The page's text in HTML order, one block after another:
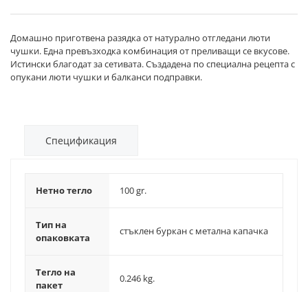
Домашно приготвена разядка от натурално отгледани люти
чушки. Една превъзходка комбинация от преливащи се вкусове.
Истински благодат за сетивата. Създадена по специална рецепта с
опукани люти чушки и балканси подправки.
Спецификация
Нетно тегло 100 gr.
Тип на
опаковката
стъклен буркан с метална капачка
Тегло на
пакет
0.246 kg.